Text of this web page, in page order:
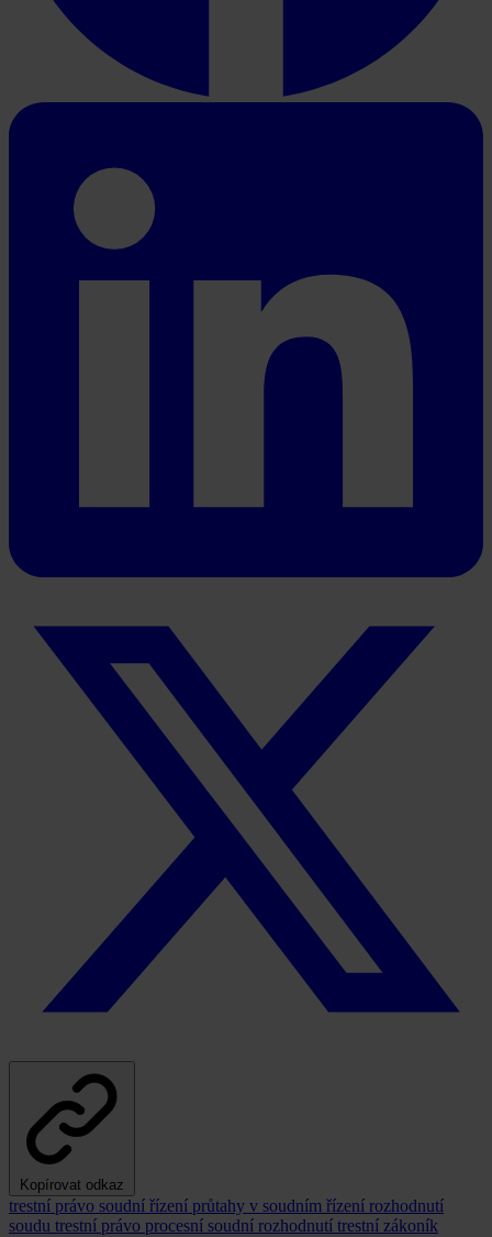
Kopírovat odkaz
trestní právo soudní řízení průtahy v soudním řízení rozhodnutí
soudu trestní právo procesní soudní rozhodnutí trestní zákoník